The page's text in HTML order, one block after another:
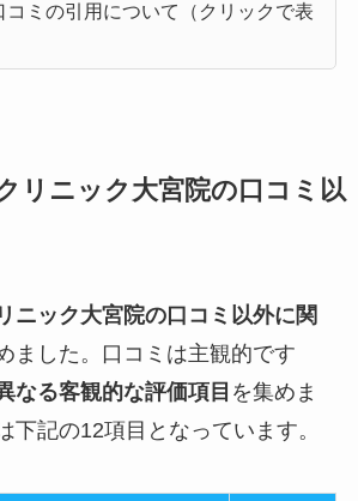
コミの引用について（クリックで表
リニック大宮院の口コミ以
ニック大宮院の口コミ以外に関
ました。口コミは主観的です
なる客観的な評価項目 を集めま
下記の12項目となっています。